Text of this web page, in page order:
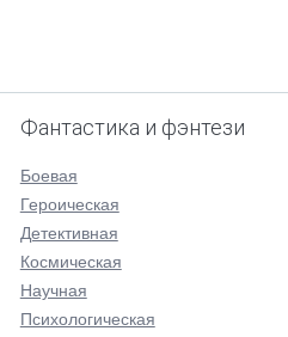
Фантастика и фэнтези
Боевая
Героическая
Детективная
Космическая
Научная
Психологическая